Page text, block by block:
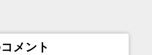
メント